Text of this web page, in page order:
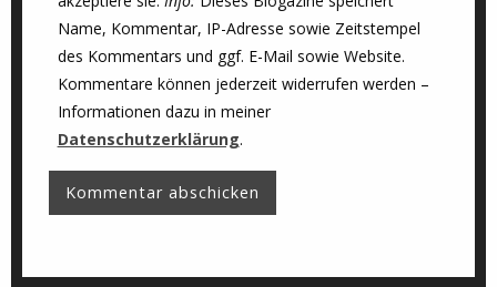
Name, Kommentar, IP-Adresse sowie Zeitstempel
des Kommentars und ggf. E-Mail sowie Website.
Kommentare können jederzeit widerrufen werden –
Informationen dazu in meiner
Datenschutzerklärung.